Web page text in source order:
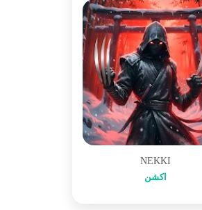
NEKKI
اکشن